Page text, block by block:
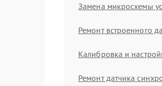
Замена микросхемы
Ремонт встроенного
Калибровка и
Ремонт датчика